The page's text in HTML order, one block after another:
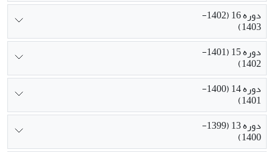
دوره 16 (1402-
1403)
دوره 15 (1401-
1402)
دوره 14 (1400-
1401)
دوره 13 (1399-
1400)